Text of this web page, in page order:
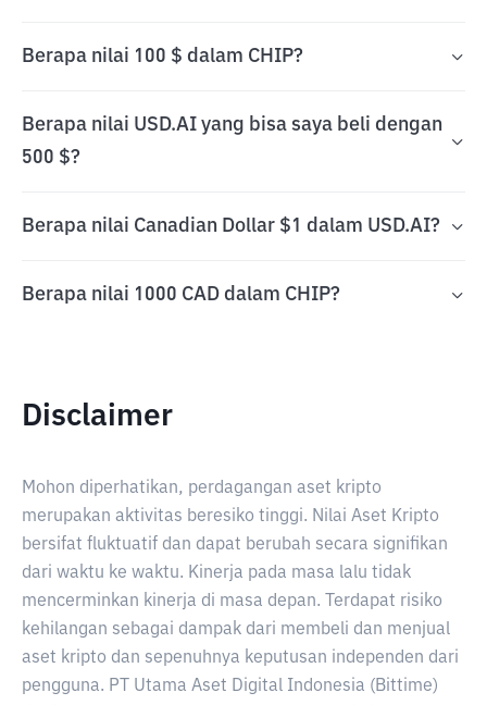
Berapa nilai 100 $ dalam CHIP?
Berapa nilai USD.AI yang bisa saya beli dengan
500 $?
Berapa nilai Canadian Dollar $1 dalam USD.AI?
Berapa nilai 1000 CAD dalam CHIP?
Disclaimer
Mohon diperhatikan, perdagangan aset kripto
merupakan aktivitas beresiko tinggi. Nilai Aset Kripto
bersifat fluktuatif dan dapat berubah secara signifikan
dari waktu ke waktu. Kinerja pada masa lalu tidak
mencerminkan kinerja di masa depan. Terdapat risiko
kehilangan sebagai dampak dari membeli dan menjual
aset kripto dan sepenuhnya keputusan independen dari
pengguna. PT Utama Aset Digital Indonesia (Bittime)